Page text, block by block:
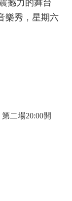
撼力的舞台
樂秀，星期六
二場20:00開